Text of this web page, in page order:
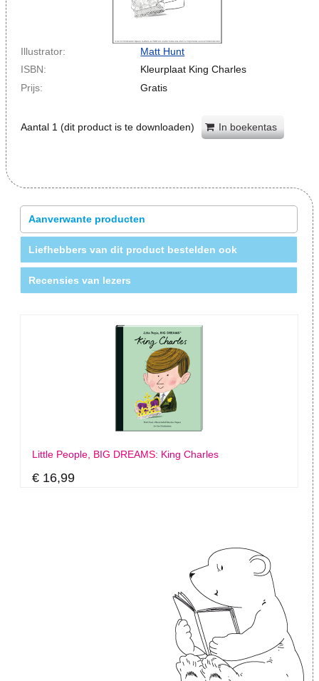
Illustrator:
Matt Hunt
ISBN:
Kleurplaat King Charles
Prijs:
Gratis
Aantal 1 (dit product is te downloaden) In boekentas
Aanverwante producten
Liefhebbers van dit product bestelden ook
Recensies van lezers
Little People, BIG DREAMS: King Charles
€ 16,99